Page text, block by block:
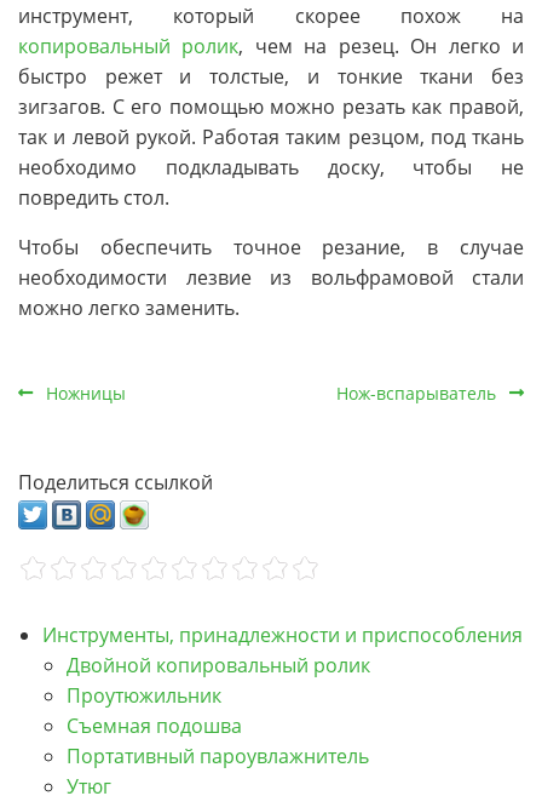
инструмент, который скорее похож на
копировальный ролик, чем на резец. Он легко и
быстро режет и толстые, и тонкие ткани без
зигзагов. С его помощью можно резать как правой,
так и левой рукой. Работая таким резцом, под ткань
необходимо подкладывать доску, чтобы не
повредить стол.
Чтобы обеспечить точное резание, в случае
необходимости лезвие из вольфрамовой стали
можно легко заменить.
Ножницы Нож-вспарыватель
Поделиться ссылкой
Инструменты, принадлежности и приспособления
Двойной копировальный ролик
Проутюжильник
Съемная подошва
Портативный пароувлажнитель
Утюг